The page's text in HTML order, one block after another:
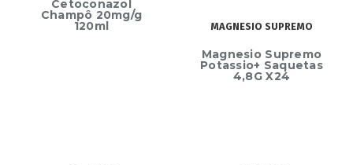
Cetoconazol
Champô 20mg/g
120ml MAGNESIO SUPREMO
Magnesio Supremo
Potassio+ Saquetas
4,8G X24